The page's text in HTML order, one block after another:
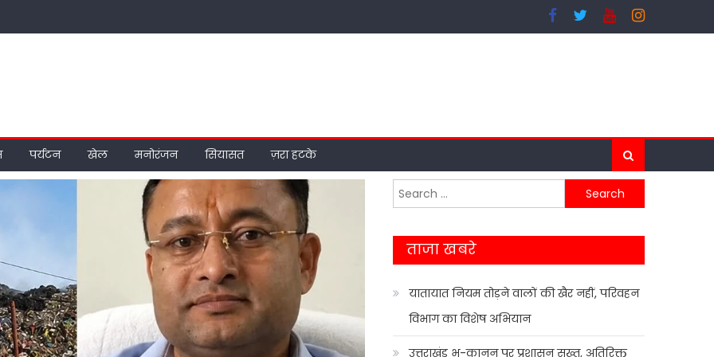
पर्यटन खेल मनोरंजन सियासत ज़रा हटके
Search
for:
ताजा खबरे
यातायात नियम तोड़ने वालों की खैर नहीं, परिवहन
विभाग का विशेष अभियान
उत्तराखंड भू-कानून पर प्रशासन सख्त, अतिरिक्त